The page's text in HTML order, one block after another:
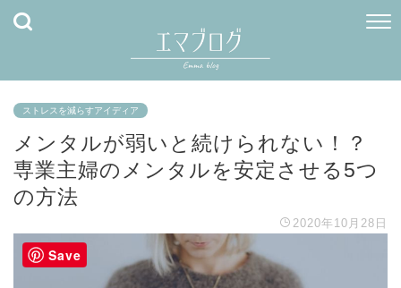
ストレスを減らすアイディア
メンタルが弱いと続けられない！？
専業主婦のメンタルを安定させる5つ
の方法
2020年10月28日
Save